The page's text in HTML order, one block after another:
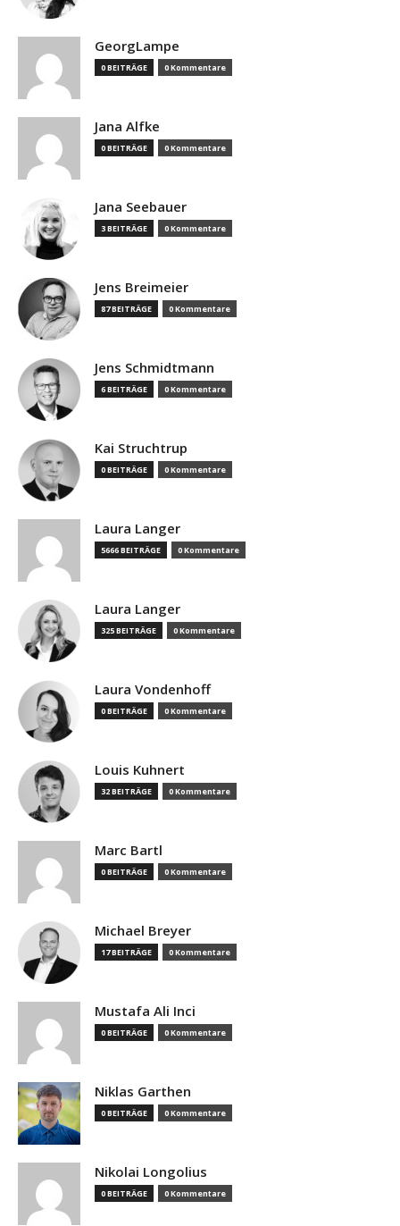
GeorgLampe
0 BEITRÄGE 0 Kommentare
Jana Alfke
0 BEITRÄGE 0 Kommentare
Jana Seebauer
3 BEITRÄGE 0 Kommentare
Jens Breimeier
87 BEITRÄGE 0 Kommentare
Jens Schmidtmann
6 BEITRÄGE 0 Kommentare
Kai Struchtrup
0 BEITRÄGE 0 Kommentare
Laura Langer
5666 BEITRÄGE 0 Kommentare
Laura Langer
325 BEITRÄGE 0 Kommentare
Laura Vondenhoff
0 BEITRÄGE 0 Kommentare
Louis Kuhnert
32 BEITRÄGE 0 Kommentare
Marc Bartl
0 BEITRÄGE 0 Kommentare
Michael Breyer
17 BEITRÄGE 0 Kommentare
Mustafa Ali Inci
0 BEITRÄGE 0 Kommentare
Niklas Garthen
0 BEITRÄGE 0 Kommentare
Nikolai Longolius
0 BEITRÄGE 0 Kommentare